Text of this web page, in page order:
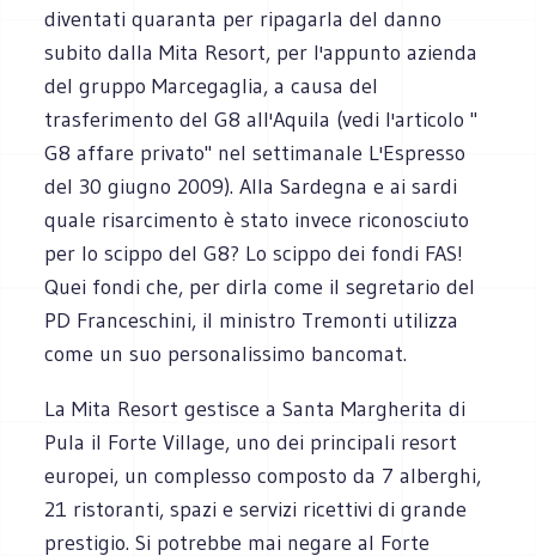
diventati quaranta per ripagarla del danno
subito dalla Mita Resort, per l'appunto azienda
del gruppo Marcegaglia, a causa del
trasferimento del G8 all'Aquila (vedi l'articolo "
G8 affare privato" nel settimanale L'Espresso
del 30 giugno 2009). Alla Sardegna e ai sardi
quale risarcimento è stato invece riconosciuto
per lo scippo del G8? Lo scippo dei fondi FAS!
Quei fondi che, per dirla come il segretario del
PD Franceschini, il ministro Tremonti utilizza
come un suo personalissimo bancomat.
La Mita Resort gestisce a Santa Margherita di
Pula il Forte Village, uno dei principali resort
europei, un complesso composto da 7 alberghi,
21 ristoranti, spazi e servizi ricettivi di grande
prestigio. Si potrebbe mai negare al Forte